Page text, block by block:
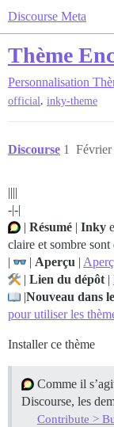
Discourse Meta
Thème
Personnalisation
official, inky-theme
Discourse 1
||||
-|-|
| Résumé | Inky
claire et sombre sont
|
| Aperçu |
| Lien du dépôt |
|Nouveau dans
pour utiliser les
Installer ce thème
Comme il
Discourse, les
Contribute >